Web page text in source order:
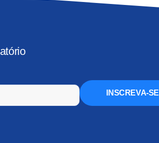
INSCREVA-SE